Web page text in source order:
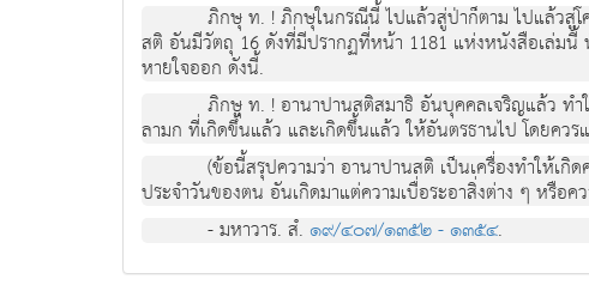
ภิกษุ ท. ! ภิกษุในกรณีนี้ ไปแล้วสู่ป่าก็ตาม ไปแล้วสู่โ
สติ อันมีวัตถุ 16 ดังที่มีปรากฏที่หน้า 1181 แห่งหนังสือเล่มนี้
หายใจออก ดังนี้.
ภิกษุ ท. ! อานาปานสติสมาธิ อันบุคคลเจริญแล้ว ทำ
ลามก ที่เกิดขึ้นแล้ว และเกิดขึ้นแล้ว ให้อันตรธานไป โดยคว
(ข้อนี้สรุปความว่า อานาปานสติ เป็นเครื่องทำให้เ
ประจำวันของตน อันเกิดมาแต่ความเบื่อระอาสิ่งต่าง ๆ หรือ
- มหาวาร. สํ.๑๙/๔๐๗/๑๓๕๒ - ๑๓๕๔.